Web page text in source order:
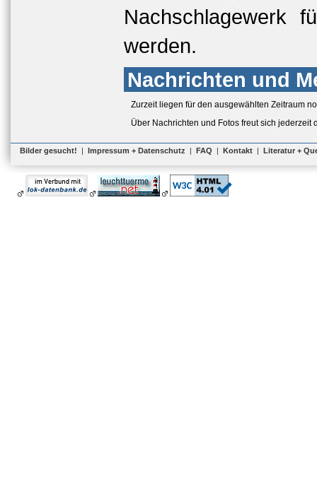
Nachschlagewerk
werden.
Nachrichten und
Zurzeit liegen für den ausgewählten Zeitraum
Über Nachrichten und Fotos freut sich jederzeit
Bilder gesucht! | Impressum + Datenschutz | FAQ | Kontakt | Literatur +